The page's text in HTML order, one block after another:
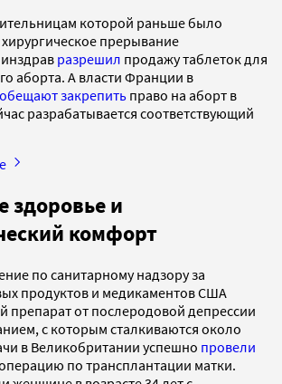
которой раньше было
прерывание
разрешил продажу таблеток для
аборта. А власти Франции в
обещают закрепить право на аборт в
разрабатывается соответствующий
здоровье и
комфорт
по санитарному надзору за
продуктов и медикаментов США
препарат от послеродовой депрессии
с которым сталкиваются около
в Великобритании успешно провели
по трансплантации матки.